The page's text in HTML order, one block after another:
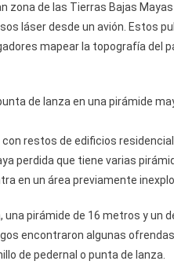
de las Tierras Bajas
láser desde un avión. Estos
mapear la topografía del
de lanza en una pirámide
restos de edificios
perdida que tiene varias
en un área previamente
pirámide de 16 metros y un
encontraron algunas
de pedernal o punta de lanza.